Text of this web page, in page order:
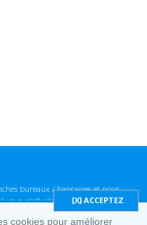
bureaux / bancaires et nous
vous plaît vérifier ces informations
pas responsables des erreurs
cookies pour améliorer